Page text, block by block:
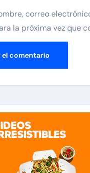
correo
la próxima vez que